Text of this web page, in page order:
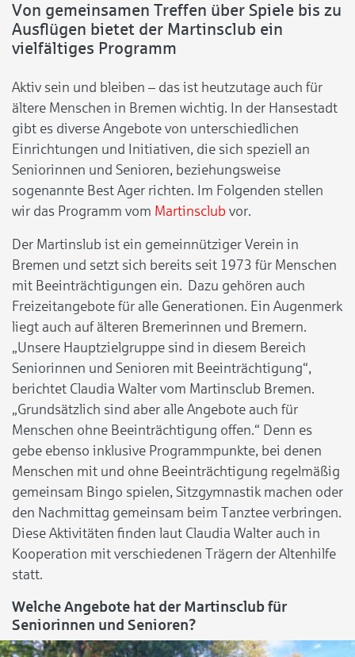
Von gemeinsamen Treffen über Spiele bis zu
Ausflügen bietet der Martinsclub ein
vielfältiges Programm
Aktiv sein und bleiben – das ist heutzutage auch für
ältere Menschen in Bremen wichtig. In der Hansestadt
gibt es diverse Angebote von unterschiedlichen
Einrichtungen und Initiativen, die sich speziell an
Seniorinnen und Senioren, beziehungsweise
sogenannte Best Ager richten. Im Folgenden stellen
wir das Programm vom Martinsclub vor.
Der Martinslub ist ein gemeinnütziger Verein in
Bremen und setzt sich bereits seit 1973 für Menschen
mit Beeinträchtigungen ein. Dazu gehören auch
Freizeitangebote für alle Generationen. Ein Augenmerk
liegt auch auf älteren Bremerinnen und Bremern.
„Unsere Hauptzielgruppe sind in diesem Bereich
Seniorinnen und Senioren mit Beeinträchtigung“,
berichtet Claudia Walter vom Martinsclub Bremen.
„Grundsätzlich sind aber alle Angebote auch für
Menschen ohne Beeinträchtigung offen.“ Denn es
gebe ebenso inklusive Programmpunkte, bei denen
Menschen mit und ohne Beeinträchtigung regelmäßig
gemeinsam Bingo spielen, Sitzgymnastik machen oder
den Nachmittag gemeinsam beim Tanztee verbringen.
Diese Aktivitäten finden laut Claudia Walter auch in
Kooperation mit verschiedenen Trägern der Altenhilfe
statt.
Welche Angebote hat der Martinsclub für
Seniorinnen und Senioren?